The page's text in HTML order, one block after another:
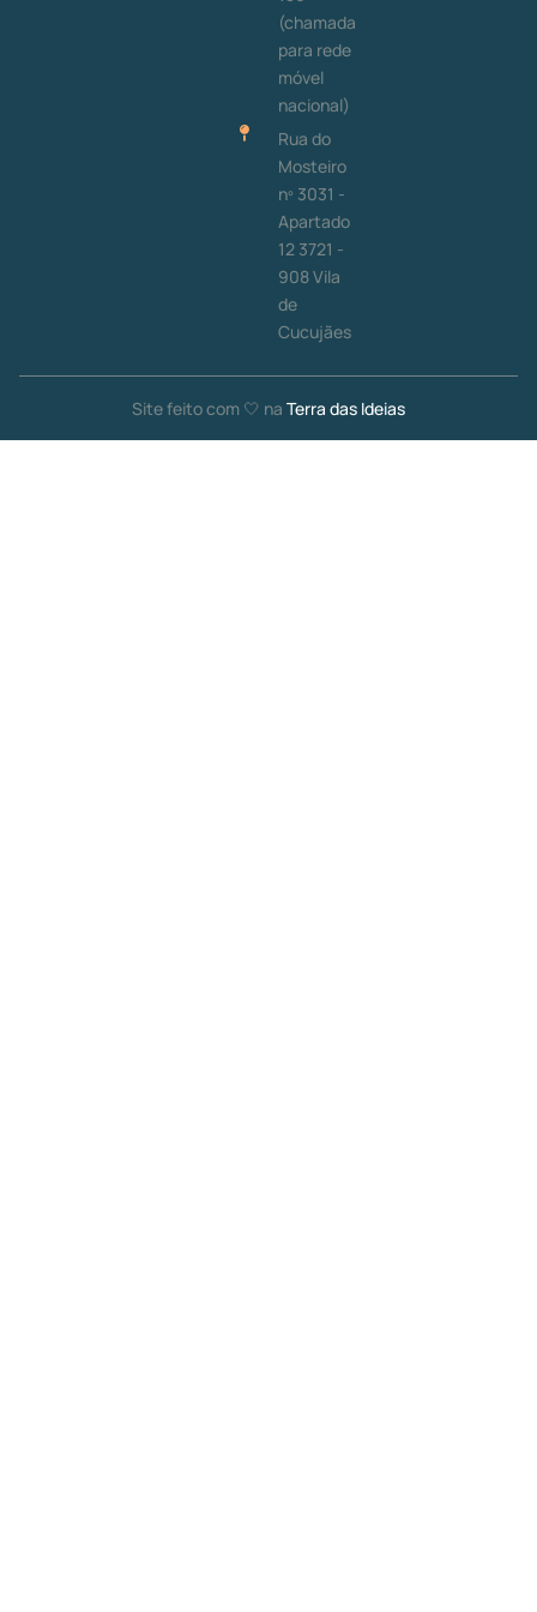
(chamada
para rede
móvel
nacional)
Rua do
Mosteiro
nº 3031 -
Apartado
12 3721 -
908 Vila
de
Cucujães
Site feito com 🤍 na Terra das Ideias